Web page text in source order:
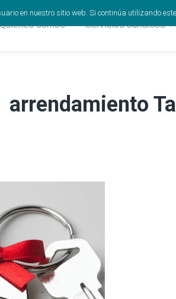
somos Servicios Jurídicos
arrendamiento
en nuestro sitio web. Si continúa utilizando